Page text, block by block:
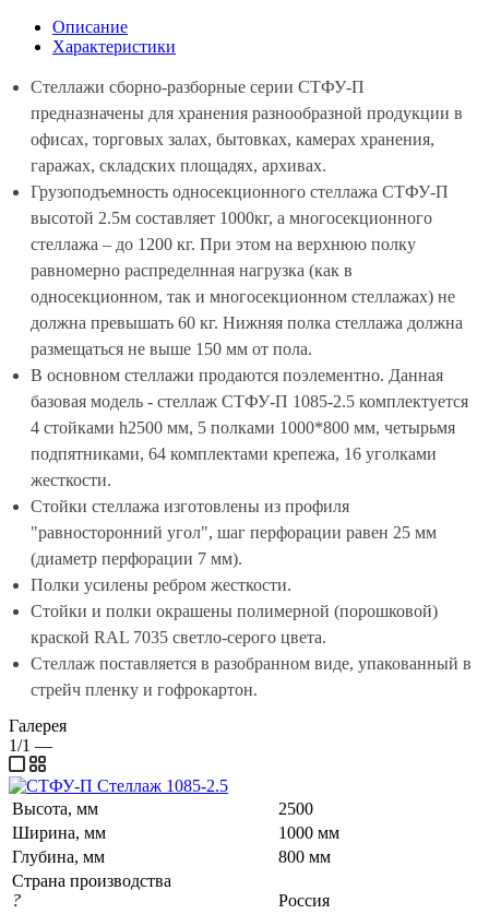
Описание
Характеристики
Стеллажи сборно-разборные серии СТФУ-П
предназначены для хранения разнообразной продукции в
офисах, торговых залах, бытовках, камерах хранения,
гаражах, складских площадях, архивах.
Грузоподъемность односекционного стеллажа СТФУ-П
высотой 2.5м составляет 1000кг, а многосекционного
стеллажа – до 1200 кг. При этом на верхнюю полку
равномерно распределнная нагрузка (как в
односекционном, так и многосекционном стеллажах) не
должна превышать 60 кг. Нижняя полка стеллажа должна
размещаться не выше 150 мм от пола.
В основном стеллажи продаются поэлементно. Данная
базовая модель - стеллаж СТФУ-П 1085-2.5 комплектуется
4 стойками h2500 мм, 5 полками 1000*800 мм, четырьмя
подпятниками, 64 комплектами крепежа, 16 уголками
жесткости.
Стойки стеллажа изготовлены из профиля
"равносторонний угол", шаг перфорации равен 25 мм
(диаметр перфорации 7 мм).
Полки усилены ребром жесткости.
Стойки и полки окрашены полимерной (порошковой)
краской RAL 7035 светло-серого цвета.
Стеллаж поставляется в разобранном виде, упакованный в
стрейч пленку и гофрокартон.
Галерея
1/1 —
Высота, мм
2500
Ширина, мм
1000 мм
Глубина, мм
800 мм
Страна производства
?
Россия